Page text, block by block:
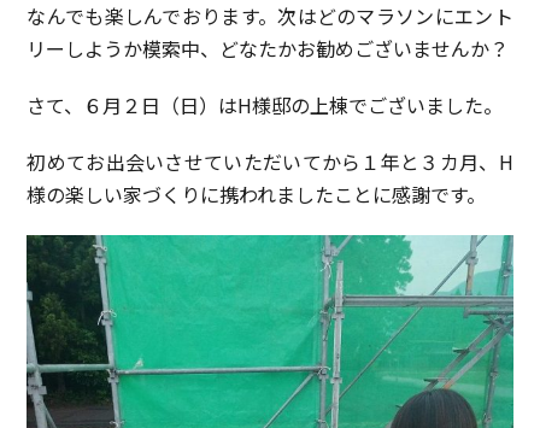
なんでも楽しんでおります。次はどのマラソンにエント
リーしようか模索中、どなたかお勧めございませんか？
さて、６月２日（日）はH様邸の上棟でございました。
初めてお出会いさせていただいてから１年と３カ月、H
様の楽しい家づくりに携われましたことに感謝です。